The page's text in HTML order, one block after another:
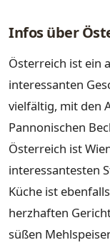
Infos über
Österreich ist ein
interessanten
vielfältig, mit den
Pannonischen
Österreich ist
interessantesten
Küche ist
herzhaften
süßen